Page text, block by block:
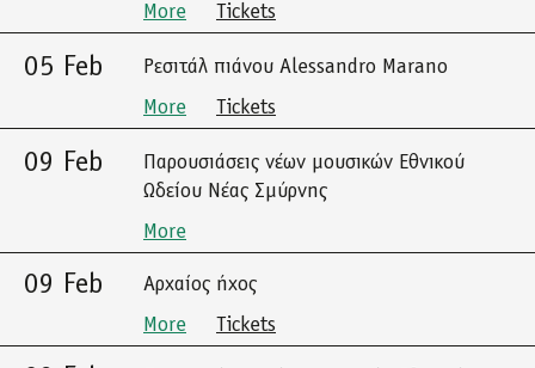
More
Tickets
05 Feb
Ρεσιτάλ πιάνου Alessandro Marano
More
Tickets
09 Feb
Παρουσιάσεις νέων μουσικών Εθνικού
Ωδείου Νέας Σμύρνης
More
09 Feb
Αρχαίος ήχος
More
Tickets